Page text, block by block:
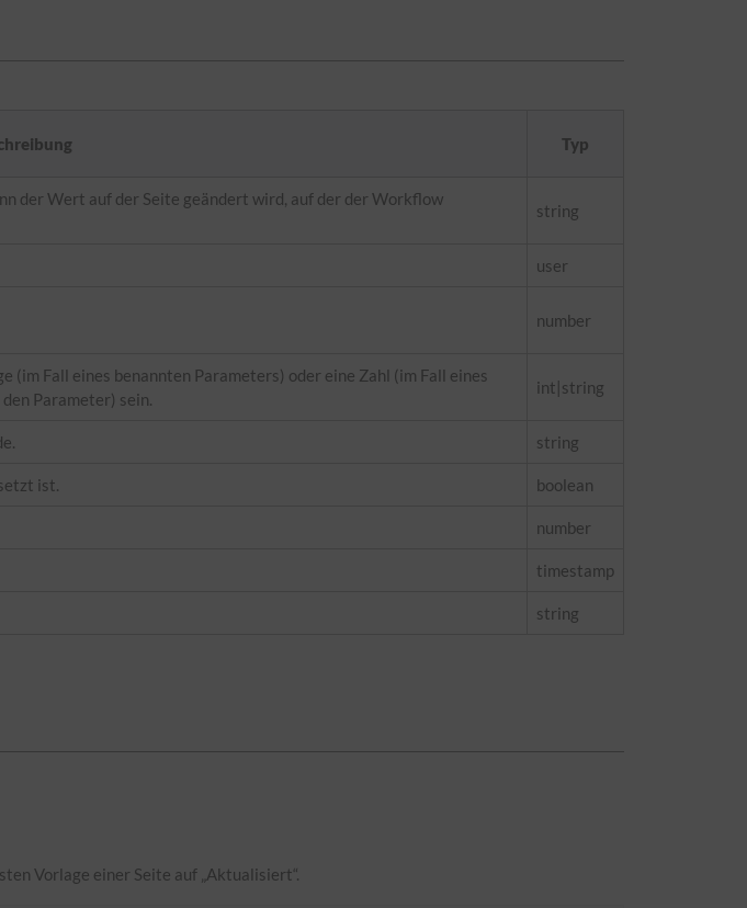
Typ
der Wert auf der Seite geändert wird, auf der der Workflow
string
user
number
Fall eines benannten Parameters) oder eine Zahl (im Fall eines
Parameter) sein.
int|string
string
ist. boolean
number
timestamp
string
Vorlage einer Seite auf „Aktualisiert“.